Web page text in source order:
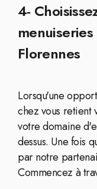
4-
Florennes
Lorsqu'une
chez vous retient
votre domaine
dessus. Une fois
par notre
Commencez à